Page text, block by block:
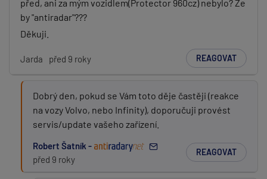
před, ani za mým vozidlem(Protector 960cz) nebylo? Že
by "antiradar"???
Děkuji.
Jarda před 9 roky REAGOVAT
Dobrý den, pokud se Vám toto děje častěji (reakce
na vozy Volvo, nebo Infinity), doporučuji provést
servis/update vašeho zařízení.
Robert Šatník -
před 9 roky
REAGOVAT